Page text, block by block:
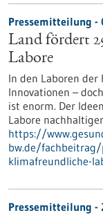
Pressemitteilung -
Land fördert
Labore
In den Laboren der
Innovationen –
ist enorm. Der
Labore
https://
bw.de/
klimafreundliche-
Pressemitteilung -